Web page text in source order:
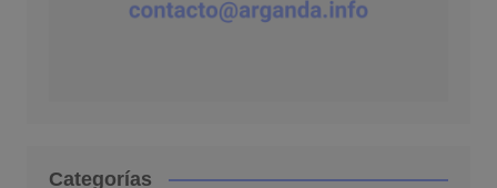
Categorías